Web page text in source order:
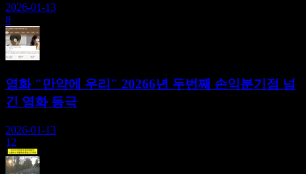
2026-01-13
8
영화 "만약에 우리" 20266년 두번째 손익분기점 넘
긴 영화 등극
2026-01-13
12